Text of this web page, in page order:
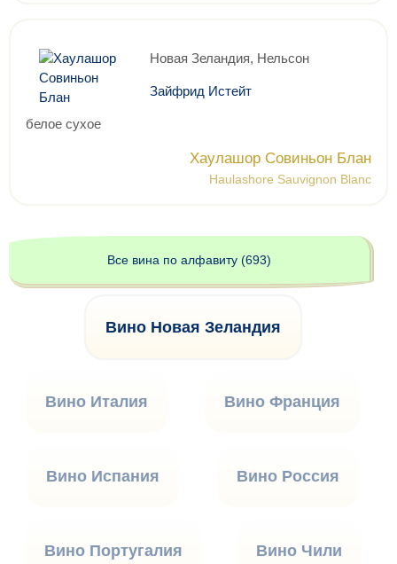
Новая Зеландия, Нельсон
Зайфрид Истейт
белое сухое
Хаулашор Совиньон Блан
Haulashore Sauvignon Blanc
Все вина по алфавиту (693)
Вино Италия Вино Франция
Вино Испания Вино Россия
Вино Португалия Вино Чили
Вино Новая Зеландия